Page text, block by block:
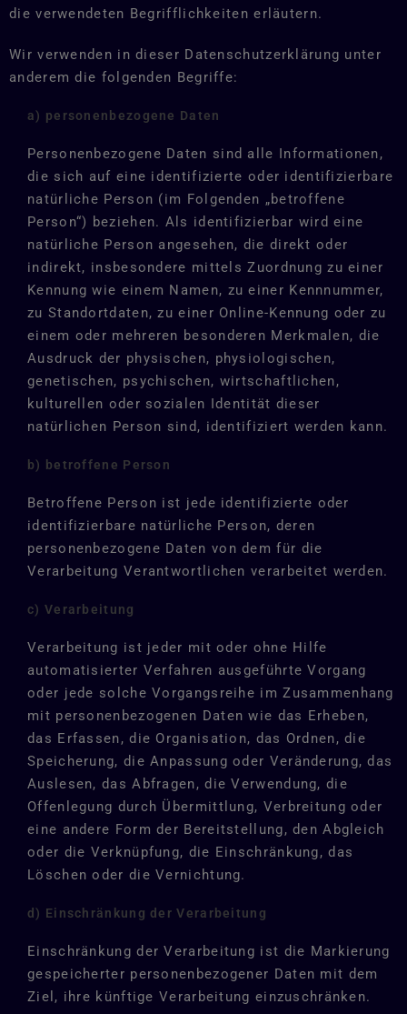
die verwendeten Begrifflichkeiten erläutern.
Wir verwenden in dieser Datenschutzerklärung unter
anderem die folgenden Begriffe:
a) personenbezogene Daten
Personenbezogene Daten sind alle Informationen,
die sich auf eine identifizierte oder identifizierbare
natürliche Person (im Folgenden „betroffene
Person“) beziehen. Als identifizierbar wird eine
natürliche Person angesehen, die direkt oder
indirekt, insbesondere mittels Zuordnung zu einer
Kennung wie einem Namen, zu einer Kennnummer,
zu Standortdaten, zu einer Online-Kennung oder zu
einem oder mehreren besonderen Merkmalen, die
Ausdruck der physischen, physiologischen,
genetischen, psychischen, wirtschaftlichen,
kulturellen oder sozialen Identität dieser
natürlichen Person sind, identifiziert werden kann.
b) betroffene Person
Betroffene Person ist jede identifizierte oder
identifizierbare natürliche Person, deren
personenbezogene Daten von dem für die
Verarbeitung Verantwortlichen verarbeitet werden.
c) Verarbeitung
Verarbeitung ist jeder mit oder ohne Hilfe
automatisierter Verfahren ausgeführte Vorgang
oder jede solche Vorgangsreihe im Zusammenhang
mit personenbezogenen Daten wie das Erheben,
das Erfassen, die Organisation, das Ordnen, die
Speicherung, die Anpassung oder Veränderung, das
Auslesen, das Abfragen, die Verwendung, die
Offenlegung durch Übermittlung, Verbreitung oder
eine andere Form der Bereitstellung, den Abgleich
oder die Verknüpfung, die Einschränkung, das
Löschen oder die Vernichtung.
d) Einschränkung der Verarbeitung
Einschränkung der Verarbeitung ist die Markierung
gespeicherter personenbezogener Daten mit dem
Ziel, ihre künftige Verarbeitung einzuschränken.